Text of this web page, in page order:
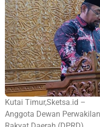
Kutai Timur,Sketsa.id –
Anggota Dewan Perwakilan